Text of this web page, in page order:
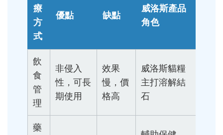
療
方
式
優點 缺點
威洛斯產品
角色
飲
食
管
理
非侵入
性，可長
期使用
效果
慢，價
格高
威洛斯貓糧
主打溶解結
石
藥